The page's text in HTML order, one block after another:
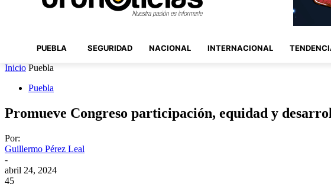
PUEBLA SEGURIDAD NACIONAL INTERNACIONAL
Inicio Puebla
Puebla
Promueve Congreso participación, equidad y
Por:
Guillermo Pérez Leal
-
abril 24, 2024
45